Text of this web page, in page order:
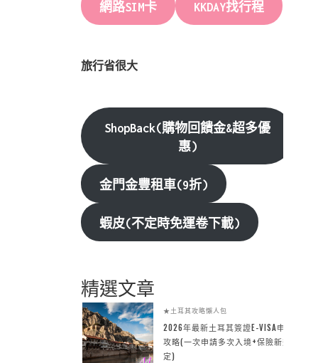
網路SIM卡 KKDAY找行程
旅行省很大
ShopBack(購物回饋金&超多優
惠)
金門金豐租車(9折)
蝦皮(不定時免運卷下載)
精選文章
★土耳其攻略懶人包
2026年最新土耳其簽證E-VISA申請
攻略(一次申請多次入境+保險新規
定)